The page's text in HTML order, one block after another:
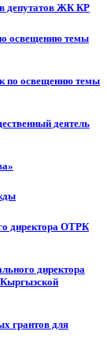
депутатов ЖК КР
освещению темы
по освещению темы
деятель
директора ОТРК
директора
грантов для